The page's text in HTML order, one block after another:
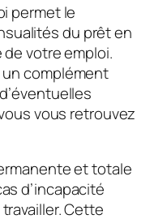
permet le
du prêt en
votre emploi.
complément
vous retrouvez
et totale
d’incapacité
Cette